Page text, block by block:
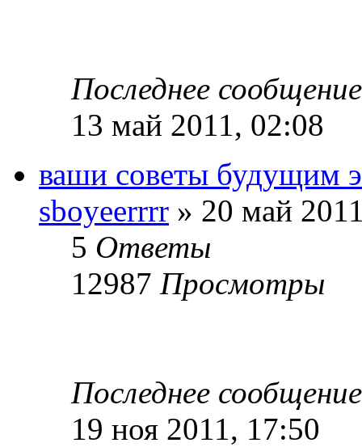
Последнее
13 май 2011, 02:08
ваши советы будущим
sboyeerrrr » 20 май
5 Ответы
12987 Просмотры
Последнее
19 ноя 2011, 17:50